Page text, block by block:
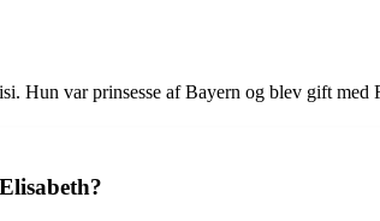
Hun var prinsesse af Bayern og blev gift med